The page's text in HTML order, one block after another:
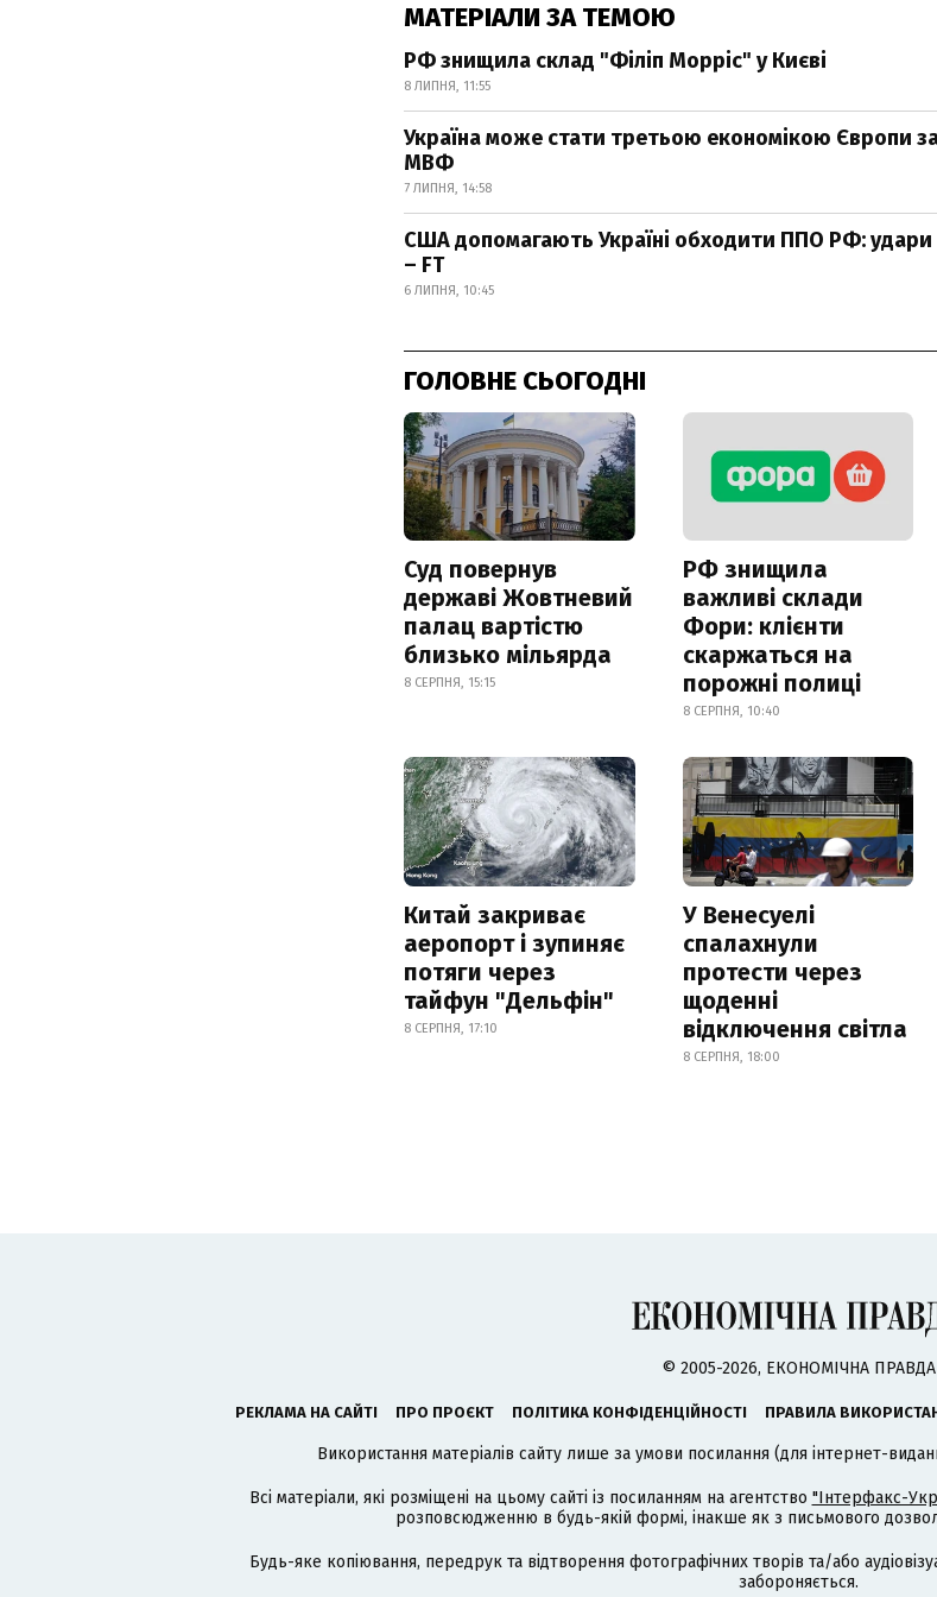
МАТЕРІАЛИ ЗА ТЕМОЮ
РФ знищила склад "Філіп Морріс" у Києві
8 ЛИПНЯ, 11:55
Україна може стати третьою економікою Європи
МВФ
7 ЛИПНЯ, 14:58
США допомагають Україні обходити ППО РФ: удари
– FT
6 ЛИПНЯ, 10:45
ГОЛОВНЕ СЬОГОДНІ
Суд повернув
державі Жовтневий
палац вартістю
близько мільярда
8 СЕРПНЯ, 15:15
РФ знищила
важливі склади
Фори: клієнти
скаржаться на
порожні полиці
8 СЕРПНЯ, 10:40
Китай закриває
аеропорт і зупиняє
потяги через
тайфун "Дельфін"
8 СЕРПНЯ, 17:10
У Венесуелі
спалахнули
протести через
щоденні
відключення світла
8 СЕРПНЯ, 18:00
© 2005-2026, ЕКОНОМІЧНА ПРАВДА
РЕКЛАМА НА САЙТІ ПРО ПРОЄКТ ПОЛІТИКА КОНФІДЕНЦІЙНОСТІ ПРАВИЛА
Використання матеріалів сайту лише за умови посилання (для інтернет-
Всі матеріали, які розміщені на цьому сайті із посиланням на агентство "Інтерфакс-
розповсюдженню в будь-якій формі, інакше як з письмового
Будь-яке копіювання, передрук та відтворення фотографічних творів та/або
забороняється.